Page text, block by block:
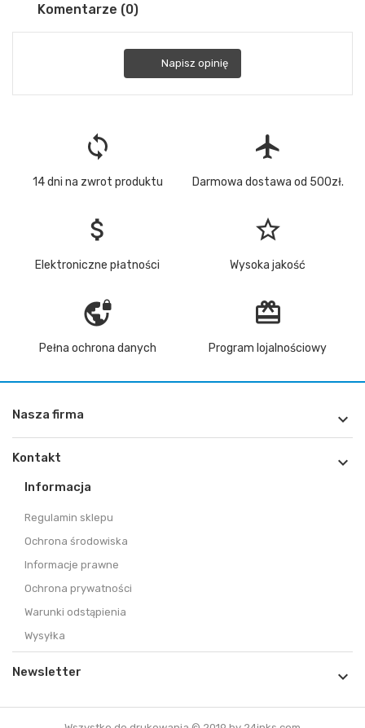
Komentarze (0)
Napisz opinię
loop
14 dni na zwrot produktu
flight
Darmowa dostawa od 500zł.
attach_money
Elektroniczne płatności
star_border
Wysoka jakość
vpn_lock
Pełna ochrona danych
redeem
Program lojalnościowy
Nasza firma 
Kontakt 
Informacja
Regulamin sklepu
Ochrona środowiska
Informacje prawne
Ochrona prywatności
Warunki odstąpienia
Wysyłka
Newsletter 